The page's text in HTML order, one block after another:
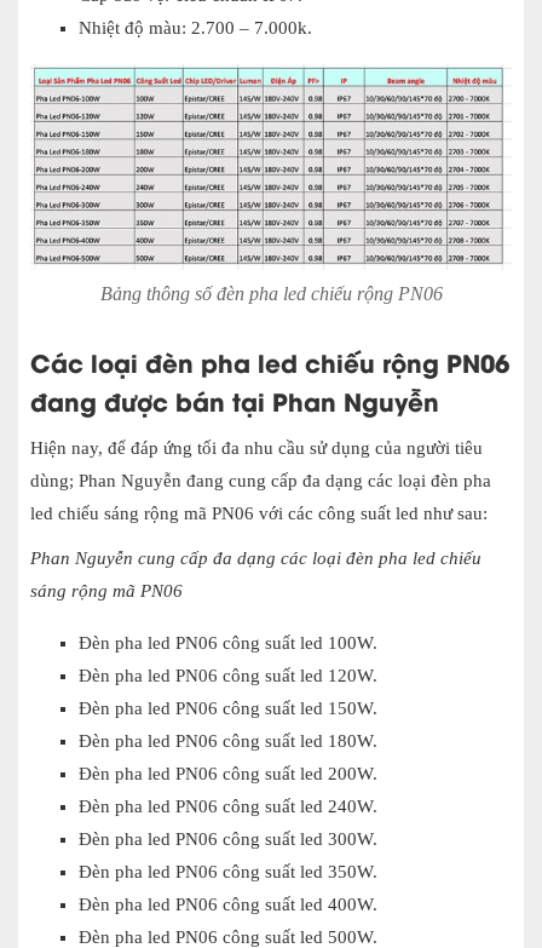
Nhiệt độ màu: 2.700 – 7.000k.
Bảng thông số đèn pha led chiếu rộng PN06
Các loại đèn pha led chiếu rộng PN06
đang được bán tại Phan Nguyễn
Hiện nay, để đáp ứng tối đa nhu cầu sử dụng của người tiêu
dùng; Phan Nguyễn đang cung cấp đa dạng các loại đèn pha
led chiếu sáng rộng mã PN06 với các công suất led như sau:
Phan Nguyễn cung cấp đa dạng các loại đèn pha led chiếu
sáng rộng mã PN06
Đèn pha led PN06 công suất led 100W.
Đèn pha led PN06 công suất led 120W.
Đèn pha led PN06 công suất led 150W.
Đèn pha led PN06 công suất led 180W.
Đèn pha led PN06 công suất led 200W.
Đèn pha led PN06 công suất led 240W.
Đèn pha led PN06 công suất led 300W.
Đèn pha led PN06 công suất led 350W.
Đèn pha led PN06 công suất led 400W.
Đèn pha led PN06 công suất led 500W.